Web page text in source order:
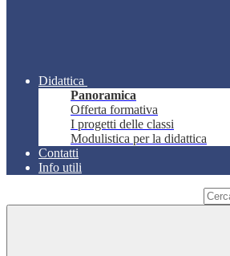
Didattica
Panoramica
Offerta formativa
I progetti delle classi
Modulistica per la didattica
Contatti
Info utili